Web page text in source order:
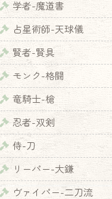
学者-魔道書
占星術師-天球儀
賢者-賢具
モンク-格闘
竜騎士-槍
忍者-双剣
侍-刀
リーパー-大鎌
ヴァイパー-二刀流